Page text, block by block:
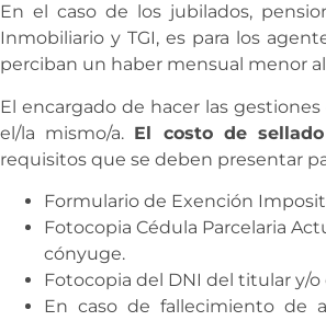
En el caso de los jubilados,
Inmobiliario y TGI, es para los
perciban un haber mensual menor
El encargado de hacer las
el/la mismo/a. El costo de
requisitos que se deben presentar
Formulario de Exención
Fotocopia Cédula Parcelaria
cónyuge.
Fotocopia del DNI del titular y/o
En caso de fallecimiento de